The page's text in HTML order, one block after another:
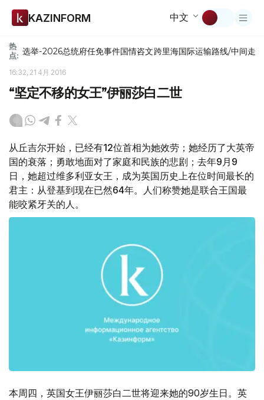
KAZINFORM 中文
热
点: 选举-2026总统府任免事件国情咨文跨里海国际运输路线/中间走廊
16:32, 21 4月 2016
“坚定不移的女王”伊丽莎白二世
从丘吉尔开始，已经有12位首相为她效劳；她经历了大英帝
国的衰落；勇敢地面对了家庭和民族的悲剧；去年9月9
日，她超过维多利亚女王，成为英国历史上在位时间最长的
君主：从登基到现在已然64年。人们称赞她是联合王国最
能咬紧牙关的人。
本周四，英国女王伊丽莎白二世将迎来她的90岁生日。英